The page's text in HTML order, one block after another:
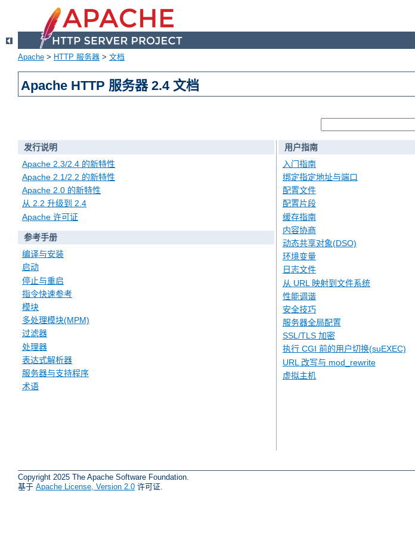
Apache > HTTP 服务器 > 文档
Apache HTTP 服务器 2.4 文档
发行说明
Apache 2.3/2.4 的新特性
Apache 2.1/2.2 的新特性
Apache 2.0 的新特性
从 2.2 升级到 2.4
Apache 许可证
参考手册
编译与安装
启动
停止与重启
指令快速参考
模块
多处理模块(MPM)
过滤器
处理器
表达式解析器
服务器与支持程序
术语
用户指南
入门指南
绑定指定地址与端口
配置文件
配置片段
缓存指南
内容协商
动态共享对象(DSO)
环境变量
日志文件
从 URL 映射到文件系统
性能调谐
安全技巧
服务器全局配置
SSL/TLS 加密
执行 CGI 前的用户切换(suEXEC)
URL 改写与 mod_rewrite
虚拟主机
Copyright 2025 The Apache Software Foundation.
基于 Apache License, Version 2.0 许可证.